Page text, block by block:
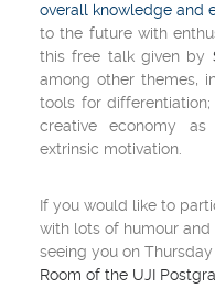
overall knowledge and
to the future with
this free talk given by
among other themes,
tools for differentiation;
creative economy
extrinsic motivation.
If you would like to
with lots of humour
seeing you on
Room of the UJI